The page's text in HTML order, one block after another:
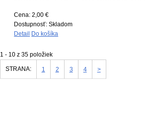
Cena: 2,00 €
Dostupnosť:Skladom
Detail
Do košíka
1 - 10 z 35 položiek
STRANA: 1 2 3 4 >